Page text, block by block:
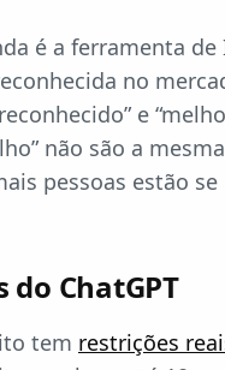
é a ferramenta de
no
e
não são a
pessoas estão se
do ChatGPT
tem restrições